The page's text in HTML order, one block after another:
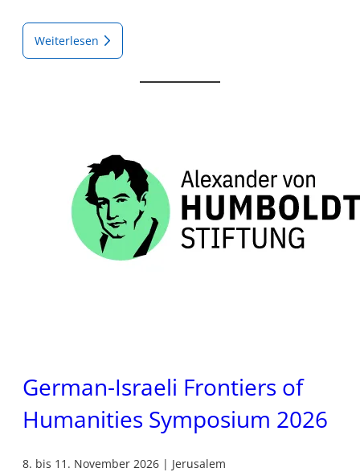
Weiterlesen
German-Israeli Frontiers of
Humanities Symposium 2026
8. bis 11. November 2026 | Jerusalem